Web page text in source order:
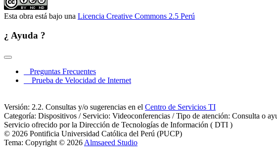
Redes de la Filosofía. Filosofía en las Redes |
Redes de la Filosofía. Filosofía en las Redes |
Esta obra está bajo una Licencia Creative Commons 2.5 Perú
¿ Ayuda ?
Preguntas Frecuentes
Prueba de Velocidad de Internet
Versión: 2.2. Consultas y/o sugerencias en el Centro de Servicios TI
Categoría: Dispositivos / Servicio: Videoconferencias / Tipo de atención: Consulta o
Servicio ofrecido por la Dirección de Tecnologías de Información ( DTI )
© 2026 Pontificia Universidad Católica del Perú (PUCP)
Tema: Copyright © 2026 Almsaeed Studio